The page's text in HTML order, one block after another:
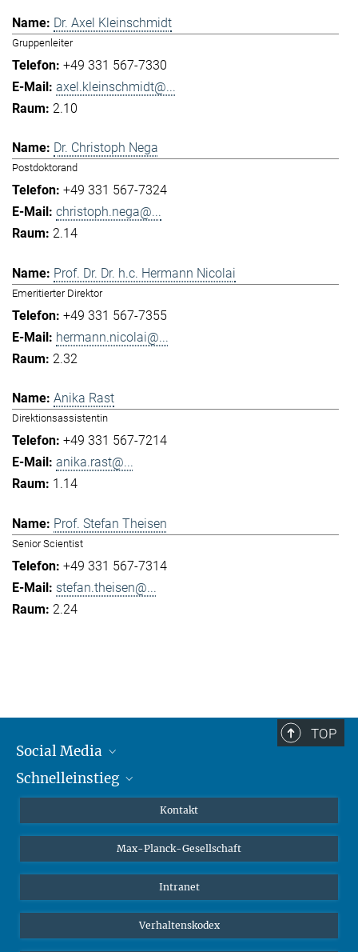
Dr. Axel Kleinschmidt
Gruppenleiter
+49 331 567-7330
axel.kleinschmidt@...
2.10
Dr. Christoph Nega
Postdoktorand
+49 331 567-7324
christoph.nega@...
2.14
Prof. Dr. Dr. h.c. Hermann Nicolai
Emeritierter Direktor
+49 331 567-7355
hermann.nicolai@...
2.32
Anika Rast
Direktionsassistentin
+49 331 567-7214
anika.rast@...
1.14
Prof. Stefan Theisen
Senior Scientist
+49 331 567-7314
stefan.theisen@...
2.24
TOP
Social Media
Mastodon
Schnelleinstieg
Schüler*innen
Öffentlichkeit
Alumnae | Alumni
Kontakt
Max-Planck-Gesellschaft
Intranet
Verhaltenskodex